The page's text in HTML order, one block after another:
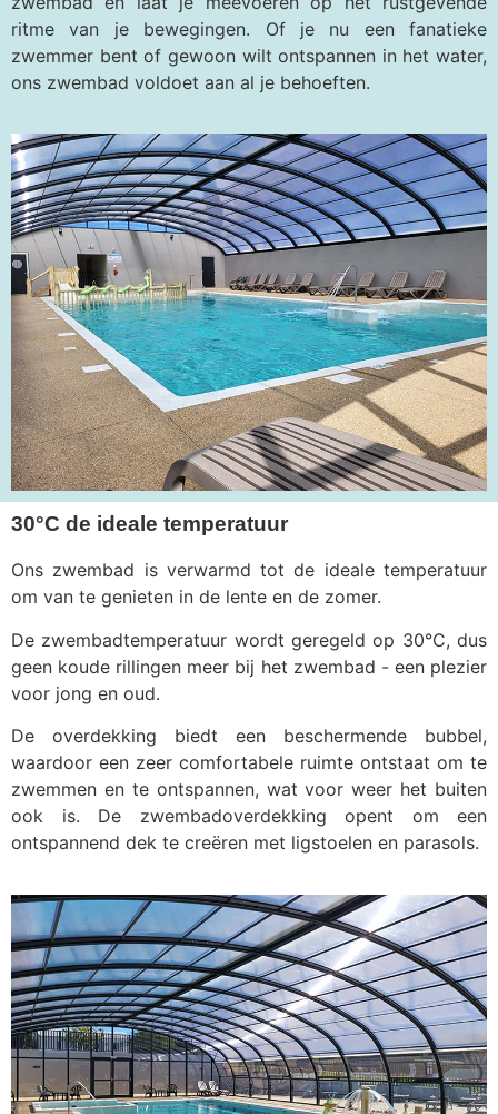
ritme van je bewegingen. Of je nu een fanatieke
zwemmer bent of gewoon wilt ontspannen in het water,
ons zwembad voldoet aan al je behoeften.
30°C de ideale temperatuur
Ons zwembad is verwarmd tot de ideale temperatuur
om van te genieten in de lente en de zomer.
De zwembadtemperatuur wordt geregeld op 30°C, dus
geen koude rillingen meer bij het zwembad - een plezier
voor jong en oud.
De overdekking biedt een beschermende bubbel,
waardoor een zeer comfortabele ruimte ontstaat om te
zwemmen en te ontspannen, wat voor weer het buiten
ook is. De zwembadoverdekking opent om een
ontspannend dek te creëren met ligstoelen en parasols.